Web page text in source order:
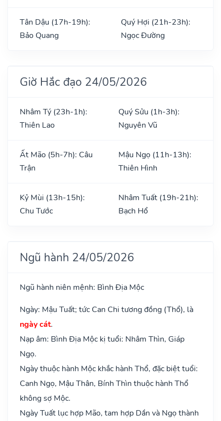
Tân Dậu (17h-19h):
Bảo Quang
Quý Hợi (21h-23h):
Ngọc Đường
Giờ Hắc đạo 24/05/2026
Nhâm Tý (23h-1h):
Thiên Lao
Quý Sửu (1h-3h):
Nguyên Vũ
Ất Mão (5h-7h): Câu
Trận
Mậu Ngọ (11h-13h):
Thiên Hình
Kỷ Mùi (13h-15h):
Chu Tước
Nhâm Tuất (19h-21h):
Bạch Hổ
Ngũ hành 24/05/2026
Ngũ hành niên mệnh: Bình Địa Mộc
Ngày: Mậu Tuất; tức Can Chi tương đồng (Thổ), là
ngày cát.
Nạp âm: Bình Địa Mộc kị tuổi: Nhâm Thìn, Giáp
Ngọ.
Ngày thuộc hành Mộc khắc hành Thổ, đặc biệt tuổi:
Canh Ngọ, Mậu Thân, Bính Thìn thuộc hành Thổ
không sợ Mộc.
Ngày Tuất lục hợp Mão, tam hợp Dần và Ngọ thành